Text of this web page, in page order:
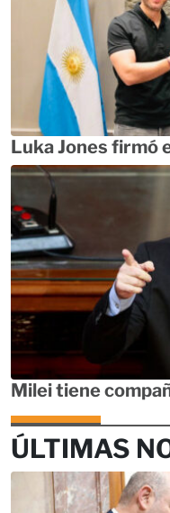
Luka Jones firmó
Milei tiene
ÚLTIMAS